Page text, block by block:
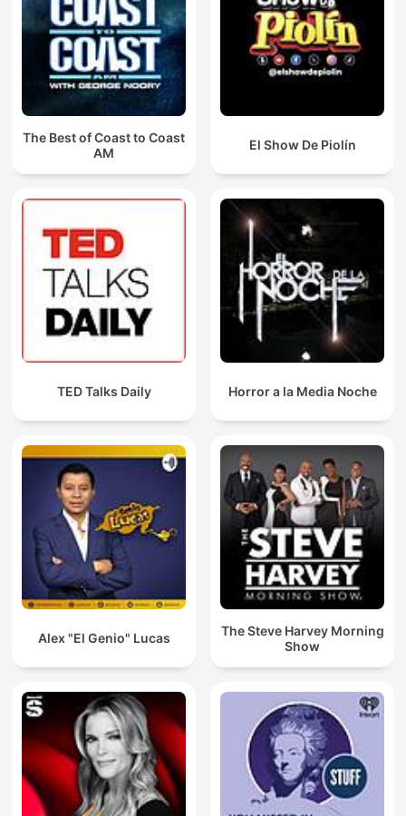
The Best of Coast to Coast
AM
El Show De Piolín
TED Talks Daily Horror a la Media Noche
Alex "El Genio" Lucas
The Steve Harvey Morning
Show